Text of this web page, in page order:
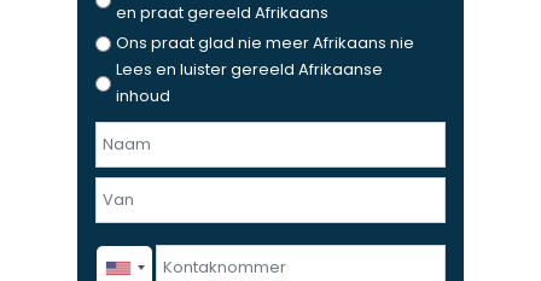
en praat gereeld Afrikaans
Ons praat glad nie meer Afrikaans nie
Lees en luister gereeld Afrikaanse
inhoud
N
F
L
K